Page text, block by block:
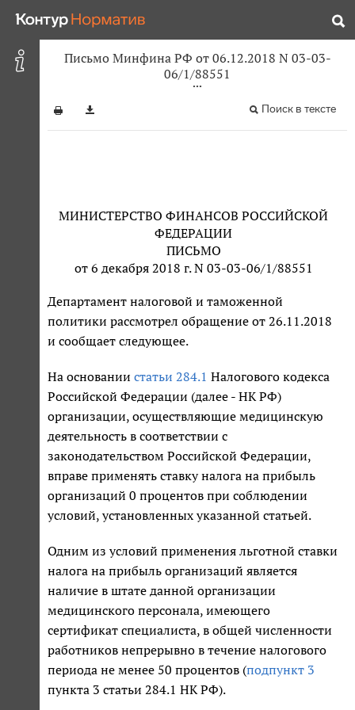
Письмо Минфина РФ от 06.12.2018 N 03-03-
06/1/88551
Поиск в тексте
МИНИСТЕРСТВО ФИНАНСОВ РОССИЙСКОЙ
ФЕДЕРАЦИИ
ПИСЬМО
от 6 декабря 2018 г. N 03-03-06/1/88551
Департамент налоговой и таможенной
политики рассмотрел обращение от 26.11.2018
и сообщает следующее.
На основании статьи 284.1 Налогового кодекса
Российской Федерации (далее - НК РФ)
организации, осуществляющие медицинскую
деятельность в соответствии с
законодательством Российской Федерации,
вправе применять ставку налога на прибыль
организаций 0 процентов при соблюдении
условий, установленных указанной статьей.
Одним из условий применения льготной ставки
налога на прибыль организаций является
наличие в штате данной организации
медицинского персонала, имеющего
сертификат специалиста, в общей численности
работников непрерывно в течение налогового
периода не менее 50 процентов (подпункт 3
пункта 3 статьи 284.1 НК РФ).